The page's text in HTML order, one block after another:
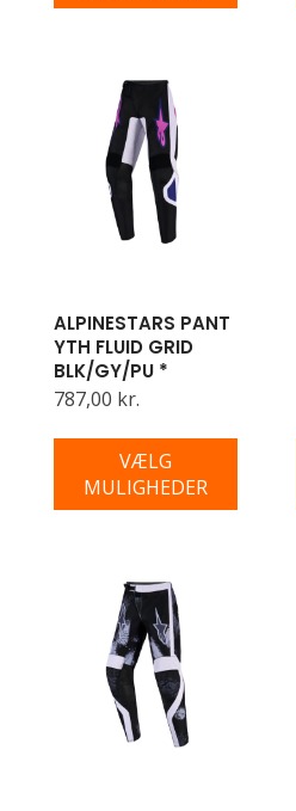
ALPINESTARS PANT
YTH FLUID GRID
BLK/GY/PU *
787,00 kr.
VÆLG
MULIGHEDER